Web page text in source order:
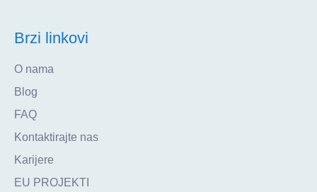
Brzi linkovi
O nama
Blog
FAQ
Kontaktirajte nas
Karijere
EU PROJEKTI